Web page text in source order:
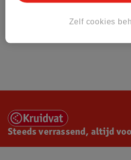
Steeds verrassend, altijd
Zelf cookies